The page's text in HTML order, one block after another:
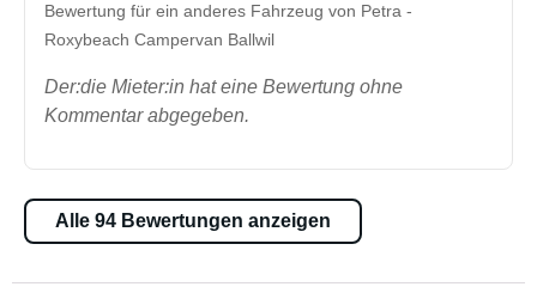
Bewertung für ein anderes Fahrzeug von Petra -
Roxybeach Campervan Ballwil
Der:die Mieter:in hat eine Bewertung ohne
Kommentar abgegeben.
Alle 94 Bewertungen anzeigen